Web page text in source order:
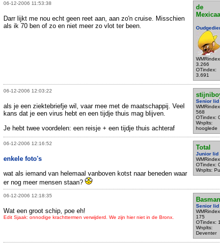
06-12-2006 11:53:38
de
3.266
OTindex:
3.691
Darr lijkt me nou echt geen reet aan, aan zo'n cruise. Misschien
als ik 70 ben of zo en niet meer zo vlot ter been.
06-12-2006 12:03:22
Senior lid
568
OTindex:
Wnplts:
hooglede
als je een ziektebriefje wil, vaar mee met de maatschappij. Veel
kans dat je een virus hebt en een tijdje thuis mag blijven.
Je hebt twee voordelen: een reisje + een tijdje thuis achteraf
06-12-2006 12:16:52
Total
Junior lid
OTindex:
Wnplts:
enkele foto's
wat als iemand van helemaal vanboven kotst naar beneden waar
er nog meer mensen staan?
06-12-2006 12:18:35
Senior lid
175
OTindex:
Wnplts:
Deventer
Wat een groot schip, poe eh!
Edit Sjaak: onnodige krachttermen verwijderd. We zijn hier niet in de Bronx.